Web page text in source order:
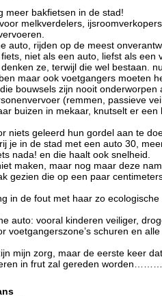
meer bakfietsen in de stad!
melkverdelers,
auto, rijden op de meest
niet als een auto, liefst als een
ze, terwijl die wel bestaan.
maar ook voetgangers moeten
bouwsels zijn nooit onderworpen
(remmen, passieve
buizen in mekaar, knutselt er een
niets geleerd hun gordel aan te
je in de stad met een auto 30,
nada! en die haalt ook snelheid.
maken, maar nog maar deze
gezien die op een paar
in de fout met haar zo
auto: vooral kinderen veiliger,
voetgangerszone’s schuren en
mijn zorg, maar de eerste keer dat
in frut zal gereden